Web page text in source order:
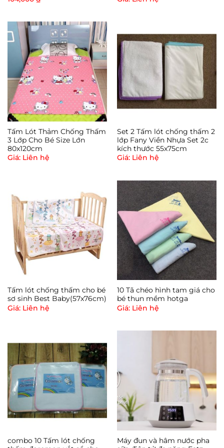
Tấm Lót Thảm Chống Thấm
3 Lớp Cho Bé Size Lớn
80x120cm
Giá: Liên hệ
Set 2 Tấm lót chống thấm 2
lớp Fany Viền Nhựa Set 2c
kích thước 55x75cm
Giá: Liên hệ
Tấm lót chống thấm cho bé
sơ sinh Best Baby(57x76cm)
Giá: Liên hệ
10 Tã chéo hình tam giá cho
bé thun mềm hotga
Giá: Liên hệ
combo 10 Tấm lót chống
Máy đun và hâm nước pha